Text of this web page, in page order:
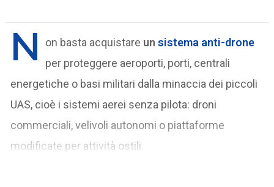
N on basta acquistare un sistema anti-drone
per proteggere aeroporti, porti, centrali
energetiche o basi militari dalla minaccia dei piccoli
UAS, cioè i sistemi aerei senza pilota: droni
commerciali, velivoli autonomi o piattaforme
modificate per attività ostili.